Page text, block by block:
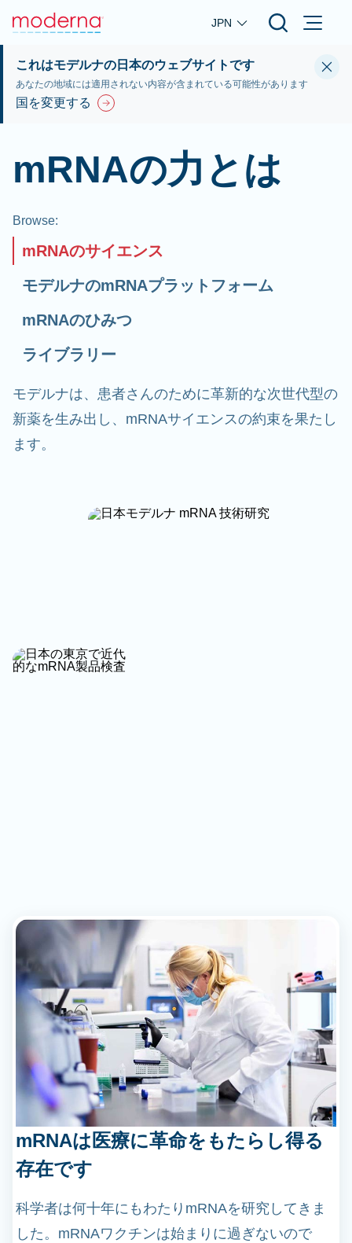
Skip to main content
JPN
これはモデルナの日本のウェブサイトです
あなたの地域には適用されない内容が含まれている可能性があります
国を変更する
mRNAの力とは
Browse:
mRNAのサイエンス
モデルナのmRNAプラットフォーム
mRNAのひみつ
ライブラリー
モデルナは、患者さんのために革新的な次世代型の
新薬を生み出し、mRNAサイエンスの約束を果たし
ます。
mRNAは医療に革命をもたらし得る
存在です
科学者は何十年にもわたりmRNAを研究してきま
した。mRNAワクチンは始まりに過ぎないので